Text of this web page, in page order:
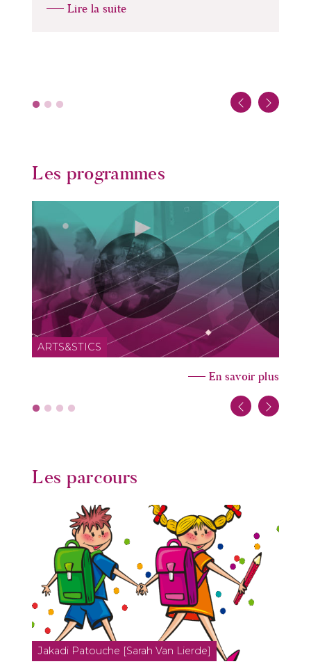
Lire la suite
Les programmes
ARTS&STICS
En savoir plus
Les parcours
Jakadi Patouche [Sarah Van Lierde]